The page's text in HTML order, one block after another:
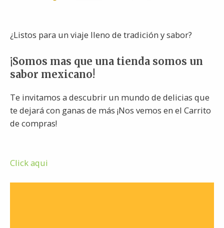
¿Listos para un viaje lleno de tradición y sabor?
¡Somos mas que una tienda somos un
sabor mexicano!
Te invitamos a descubrir un mundo de delicias que
te dejará con ganas de más ¡Nos vemos en el Carrito
de compras!
Click aqui